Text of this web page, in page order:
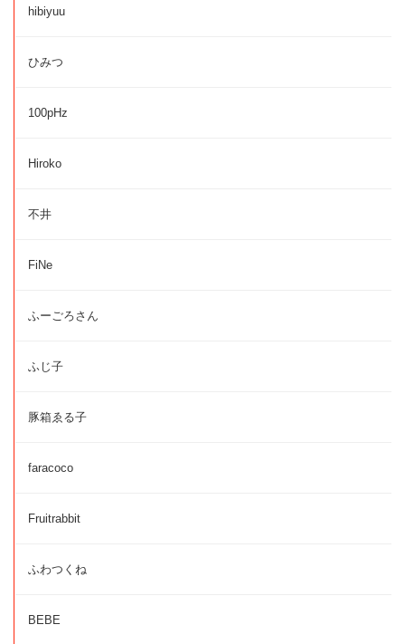
hibiyuu
ひみつ
100pHz
Hiroko
不井
FiNe
ふーごろさん
ふじ子
豚箱ゑる子
faracoco
Fruitrabbit
ふわつくね
BEBE